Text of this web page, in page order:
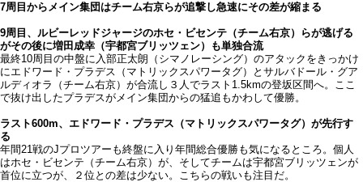
7周目からメイン集団はチーム右京らが追撃し急速にその差が縮まる
9周目、ルビーレッドジャージのホセ・ビセンテ（チーム右京）らが逃げる
がその後に増田成幸（宇都宮ブリッツェン）も単独合流
最終10周目の中盤に入部正太朗（シマノレーシング）のアタックをきっかけ
にエドワード・プラデス（マトリックスパワータグ）とサルバドール・グア
ルディオラ（チーム右京）が合流し３人でラスト1.5kmの登坂区間へ。ここ
で抜け出したプラデスがメイン集団からの猛追もかわして優勝。
ラスト600m、エドワード・プラデス（マトリックスパワータグ）が先行す
る
年間21戦のJプロツアーも終盤に入り年間総合優勝も気になるところ。個人
はホセ・ビセンテ（チーム右京）が、そしてチームは宇都宮ブリッツェンが
首位に立つが、２位との差は少ない。こちらの戦いも注目だ。